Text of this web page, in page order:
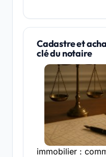
Cadastre et
clé du notaire
immobilier :